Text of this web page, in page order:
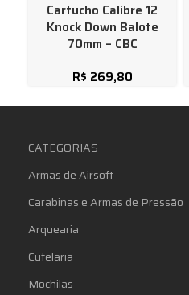
Cartucho Calibre 12
Knock Down Balote
70mm – CBC
R$ 269,80
CATEGORIAS
Armas de Airsoft
Carabinas e Armas de Pressão
Arquearia
Cutelaria
Mochilas